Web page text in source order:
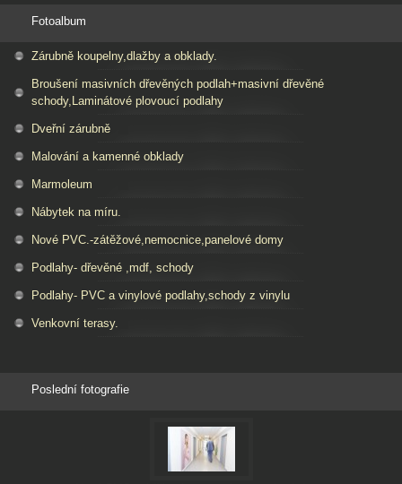
Fotoalbum
Zárubně koupelny,dlažby a obklady.
Broušení masivních dřevěných podlah+masivní dřevěné
schody,Laminátové plovoucí podlahy
Dveřní zárubně
Malování a kamenné obklady
Marmoleum
Nábytek na míru.
Nové PVC.-zátěžové,nemocnice,panelové domy
Podlahy- dřevěné ,mdf, schody
Podlahy- PVC a vinylové podlahy,schody z vinylu
Venkovní terasy.
Poslední fotografie